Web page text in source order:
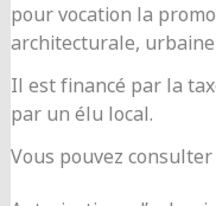
pour vocation la
architecturale,
Il est financé par la
par un élu local.
Vous pouvez consulter